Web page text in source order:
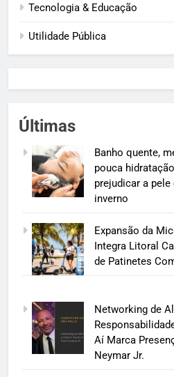
Tecnologia & Educação
Utilidade Pública
Últimas
Banho quente,
pouca
prejudicar a
inverno
Expansão da
Integra Litoral
de Patinetes
Networking de
Aí Marca
Neymar Jr.